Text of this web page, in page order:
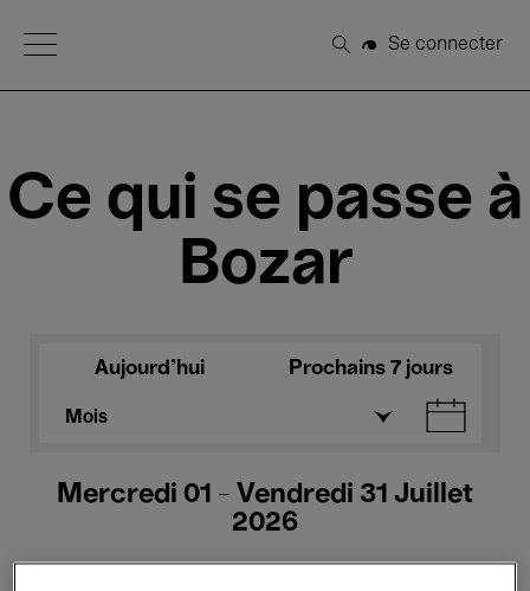
Open Menu
Rechercher
Se connecter
Ce qui se passe à
Bozar
Aujourd'hui Prochains 7 jours
Mois
Mercredi 01 - Vendredi 31 Juillet
2026